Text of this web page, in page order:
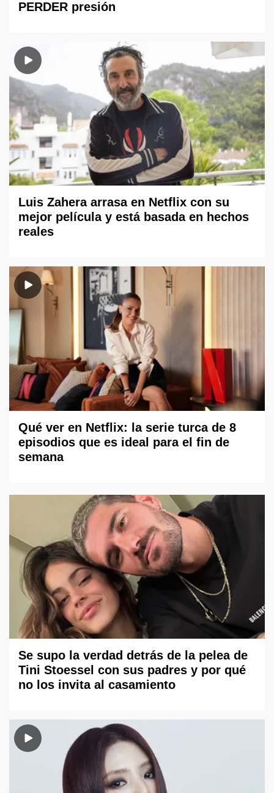
PERDER presión
Luis Zahera arrasa en Netflix con su
mejor película y está basada en hechos
reales
Qué ver en Netflix: la serie turca de 8
episodios que es ideal para el fin de
semana
Se supo la verdad detrás de la pelea de
Tini Stoessel con sus padres y por qué
no los invita al casamiento